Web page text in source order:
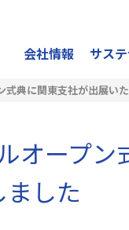
会社情報 サス
式典に関東支社が出展い
オープ
した